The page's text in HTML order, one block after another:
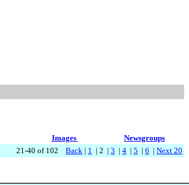
Images
Newsgroups
21-40 of 102 Back | 1 | 2 | 3 | 4 | 5 | 6 | Next 20